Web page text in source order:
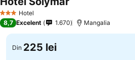
3 SteleHotel
8,7 Excelent 1.670 Mangalia
Din 225 lei